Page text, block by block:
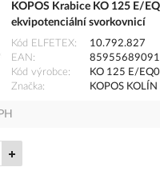
KOPOS Krabice KO 125 E/
ekvipotenciální svorkovnicí
Kód ELFETEX
10.792.827
EAN
Kód výrobce
KO 125 E/
Značka
KOPOS KOLÍN